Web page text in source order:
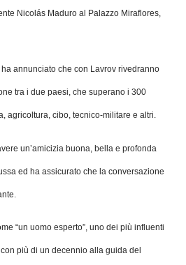
Nicolás Maduro al Palazzo Miraflores,
annunciato che con Lavrov rivedranno
tra i due paesi, che superano i 300
agricoltura, cibo, tecnico-militare e altri.
un’amicizia buona, bella e profonda
ed ha assicurato che la conversazione
“un uomo esperto”, uno dei più influenti
più di un decennio alla guida del